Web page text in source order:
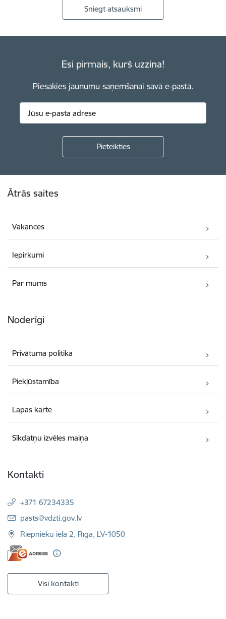
Sniegt atsauksmi
Esi pirmais, kurš uzzina!
Piesakies jaunumu saņemšanai savā e-pastā.
Ātrās saites
Vakances
Iepirkumi
Par mums
Noderīgi
Privātuma politika
Piekļūstamība
Lapas karte
Sīkdatņu izvēles maiņa
Kontakti
+371 67234335
E-pasts:
pasts@vdzti.gov.lv
Riepnieku iela 2, Rīga, LV-1050
Visi kontakti